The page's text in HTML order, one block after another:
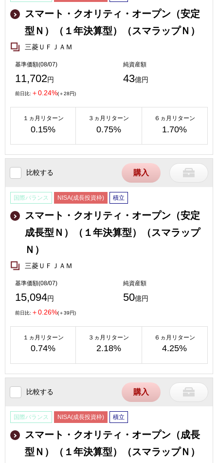
スマート・クオリティ・オープン（安定
型Ｎ）（１年決算型）（スマラップＮ）
三菱ＵＦＪＡＭ
基準価額(08/07)
11,702円
純資産額
43億円
前日比: ＋0.24%(＋28円)
１ヵ月リターン
0.15%
３ヵ月リターン
0.75%
６ヵ月リターン
1.70%
比較する 購入
国際バランス NISA(成長投資枠) 積立
スマート・クオリティ・オープン（安定
成長型Ｎ）（１年決算型）（スマラップ
Ｎ）
三菱ＵＦＪＡＭ
基準価額(08/07)
15,094円
純資産額
50億円
前日比: ＋0.26%(＋39円)
１ヵ月リターン
0.74%
３ヵ月リターン
2.18%
６ヵ月リターン
4.25%
比較する 購入
国際バランス NISA(成長投資枠) 積立
スマート・クオリティ・オープン（成長
型Ｎ）（１年決算型）（スマラップＮ）